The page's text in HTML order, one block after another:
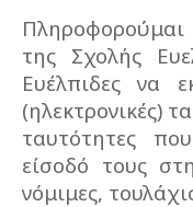
Πληροφορούμαι
της Σχολής
Ευέλπιδες να
(ηλεκτρονικές)
ταυτότητες
είσοδό τους
νόμιμες,